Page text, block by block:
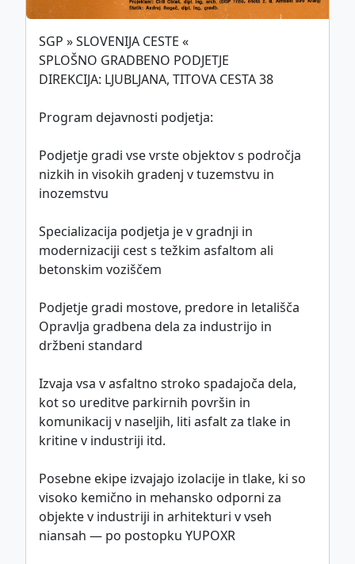
This work is licensed under
CC BY-SA 4.0
international license.
©ZDGITS1951-2026
SGP » SLOVENIJA CESTE «
SPLOŠNO GRADBENO PODJETJE
DIREKCIJA: LJUBLJANA, TITOVA CESTA 38
Program dejavnosti podjetja:
Podjetje gradi vse vrste objektov s področja
nizkih in visokih gradenj v tuzemstvu in
inozemstvu
Specializacija podjetja je v gradnji in
modernizaciji cest s težkim asfaltom ali
betonskim voziščem
Podjetje gradi mostove, predore in letališča
Opravlja gradbena dela za industrijo in
držbeni standard
Izvaja vsa v asfaltno stroko spadajoča dela,
kot so ureditve parkirnih površin in
komunikacij v naseljih, liti asfalt za tlake in
kritine v industriji itd.
Posebne ekipe izvajajo izolacije in tlake, ki so
visoko kemično in mehansko odporni za
objekte v industriji in arhitekturi v vseh
niansah — po postopku YUPOXR